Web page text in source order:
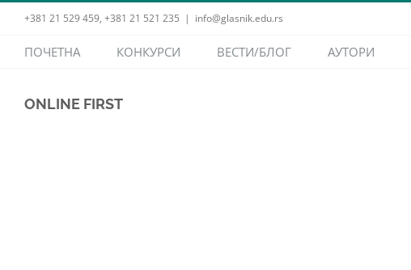
content
+381 21 529 459, +381 21 521 235 | info@glasnik.edu.rs
ПОЧЕТНА КОНКУРСИ ВЕСТИ/БЛОГ АУТОРИ
ONLINE FIRST